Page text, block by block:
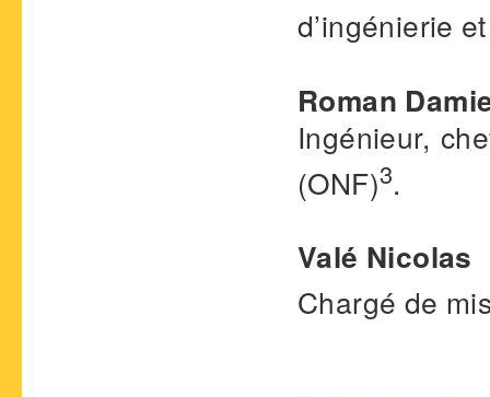
d’ingénierie
Roman
Ingénieur,
(ONF)3.
Valé Nicolas
Chargé de